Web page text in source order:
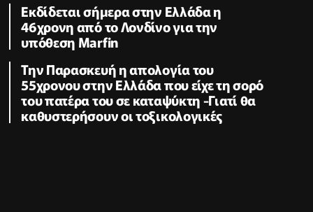
Εκδίδεται σήμερα στην Ελλάδα η
46χρονη από το Λονδίνο για την
υπόθεση Marfin
Την Παρασκευή η απολογία του
55χρονου στην Ελλάδα που είχε τη σορό
του πατέρα του σε καταψύκτη -Γιατί θα
καθυστερήσουν οι τοξικολογικές